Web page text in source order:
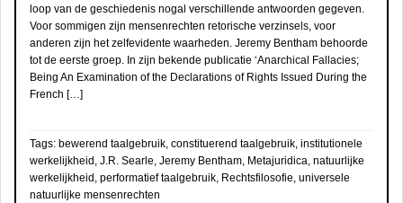
loop van de geschiedenis nogal verschillende antwoorden gegeven.
Voor sommigen zijn mensenrechten retorische verzinsels, voor
anderen zijn het zelfevidente waarheden. Jeremy Bentham behoorde
tot de eerste groep. In zijn bekende publicatie ‘Anarchical Fallacies;
Being An Examination of the Declarations of Rights Issued During the
French […]
Tags: bewerend taalgebruik, constituerend taalgebruik, institutionele
werkelijkheid , J.R. Searle, Jeremy Bentham, Metajuridica, natuurlijke
werkelijkheid , performatief taalgebruik, Rechtsfilosofie, universele
natuurlijke mensenrechten